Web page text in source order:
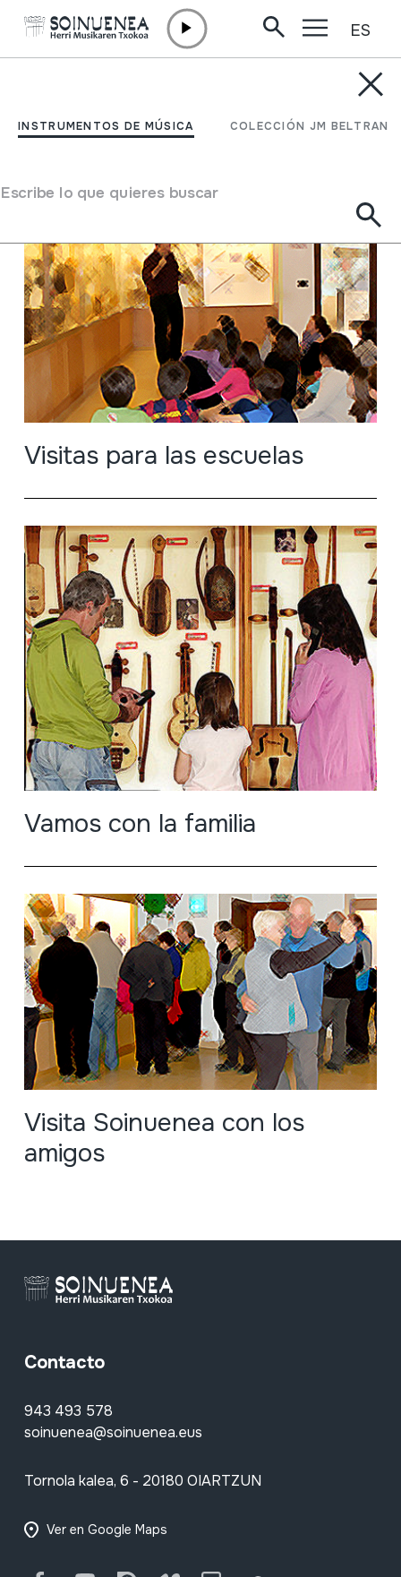
INSTRUMENTOS DE MÚSICA COLECCIÓN JM BELTRAN
Escribe lo que quieres buscar
ES
Diferentes opciones de
Visitas para las escuelas
Vamos con la familia
Visita Soinuenea con los
amigos
Contacto
943 493 578
soinuenea@soinuenea.eus
Tornola kalea, 6 - 20180 OIARTZUN
Ver en Google Maps